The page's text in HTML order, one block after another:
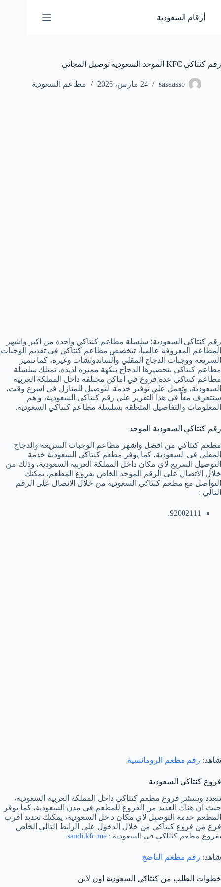
المحتوى
أرقام السعودية
رقم كنتاكي KFC الموحد السعودية توصيل المجاني
sasaasso 24 مارس، 2026 مطاعم السعودية
رقم كنتاكي السعودية؛ سلسلة مطاعم كنتاكي واحدة من اكبر واشهر
المطاعم المعروفه عالمياً، تتخصص مطاعم كنتاكي في تقديم الوجبات
السريعه ووجبات الدجاج المقلي والساندوتشات وغيره، كما تتميز
مطاعم كنتاكي بتحضيرها الدجاج بنكهة مميزة لذيذة، تمتلك سلسلة
مطاعم كنتاكي عدة فروع في اماكن مختلفه داخل المملكة العربية
السعودية، وتعمل علي توفير خدمة التوصيل للمنازل في اسرع وقت،
سنتعرف معاً في هذا التقرير علي رقم كنتاكي السعودية، واهم
المعلومات والتفاصيل المتعلقه بسلسلة مطاعم كنتاكي السعودية.
رقم كنتاكي السعودية الموحد
مطعم كنتاكي من افضل واشهر مطاعم الوجبات السريعة والدجاج
المقلي في السعودية، كما يوفر مطعم كنتاكي السعودية خدمة
التوصيل السريع لاي مكان داخل المملكة العربية السعودية، وذلك من
خلال الاتصال على الرقم الموحد الخاص بفروع المطعم، يمكنك
التواصل مع مطعم كنتاكي السعودية من خلال الاتصال على الرقم
التالي :
92002111.
شاهد: رقم مطعم الرومانسية
فروع كنتاكي السعودية
تتعدد وتنتشر فروع مطعم كنتاكي داخل المملكة العربية السعودية،
حيث ان هناك العديد من الفروع للمطعم في مدن السعودية، كما يوفر
المطعم خدمة التوصيل لاي مكان داخل السعودية، يمكنك تحديد أقرب
فرع من فروع كنتاكي من خلال الدخول على الرابط التالي الخاص
بفروع مطعم كنتاكي في السعودية : saudi.kfc.me
.
شاهد: رقم مطعم الناضج
خطوات الطلب من كنتاكي السعودية اون لاين